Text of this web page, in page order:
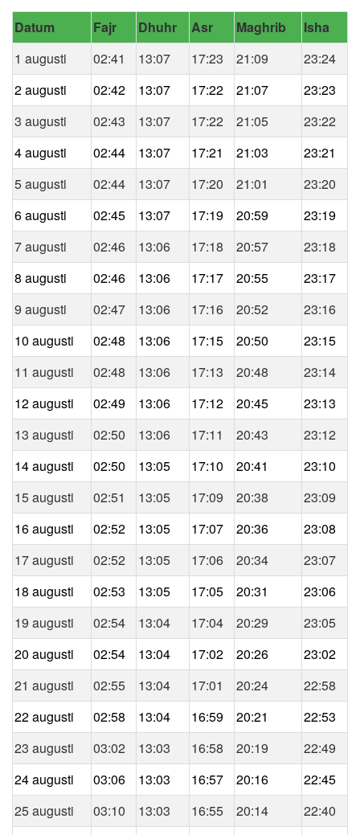
Datum Fajr Dhuhr Asr Maghrib
Isha
1 augusti
02:41 13:07 17:23 21:09
23:24
2 augusti
02:42 13:07 17:22 21:07
23:23
3 augusti
02:43 13:07 17:22 21:05
23:22
4 augusti
02:44 13:07 17:21 21:03
23:21
5 augusti
02:44 13:07 17:20 21:01
23:20
6 augusti
02:45 13:07 17:19 20:59
23:19
7 augusti
02:46 13:06 17:18 20:57
23:18
8 augusti
02:46 13:06 17:17 20:55
23:17
9 augusti
02:47 13:06 17:16 20:52
23:16
10 augusti
02:48 13:06 17:15 20:50
23:15
11 augusti
02:48 13:06 17:13 20:48
23:14
12 augusti
02:49 13:06 17:12 20:45
23:13
13 augusti
02:50 13:06 17:11 20:43
23:12
14 augusti
02:50 13:05 17:10 20:41
23:10
15 augusti
02:51 13:05 17:09 20:38
23:09
16 augusti
02:52 13:05 17:07 20:36
23:08
17 augusti
02:52 13:05 17:06 20:34
23:07
18 augusti
02:53 13:05 17:05 20:31
23:06
19 augusti
02:54 13:04 17:04 20:29
23:05
20 augusti
02:54 13:04 17:02 20:26
23:02
21 augusti
02:55 13:04 17:01 20:24
22:58
22 augusti
02:58 13:04 16:59 20:21
22:53
23 augusti
03:02 13:03 16:58 20:19
22:49
24 augusti
03:06 13:03 16:57 20:16
22:45
25 augusti
03:10 13:03 16:55 20:14
22:40